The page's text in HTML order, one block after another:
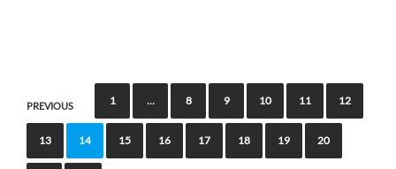
P
o
s
PREVIOUS 1 … 8 9 10 11 12
13 14 15 16 17 18 19 20